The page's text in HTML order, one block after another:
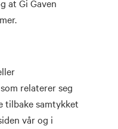
at Gi Gaven
relaterer seg
tilbake samtykket
vår og i